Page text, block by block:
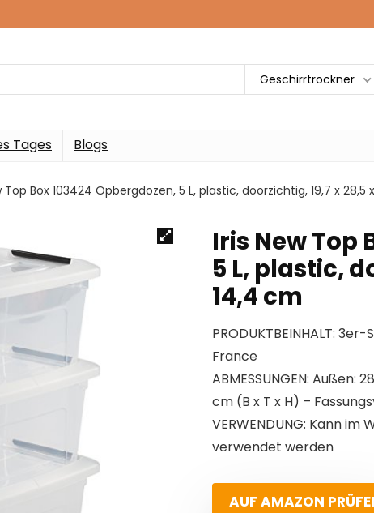
Geschirrtrockner
Tages Blogs
Top Box 103424 Opbergdozen, 5 L, plastic, doorzichtig, 19,7 x 28,5
Iris New Top
5 L, plastic,
14,4 cm
PRODUKTBEINHALT:
France
ABMESSUNGEN: Außen:
cm (B x T x H) –
VERWENDUNG: Kann
verwendet werden
AUF AMAZON